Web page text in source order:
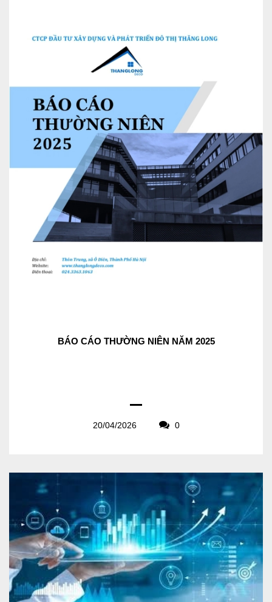
BÁO CÁO THƯỜNG NIÊN NĂM 2025
20/04/2026 0